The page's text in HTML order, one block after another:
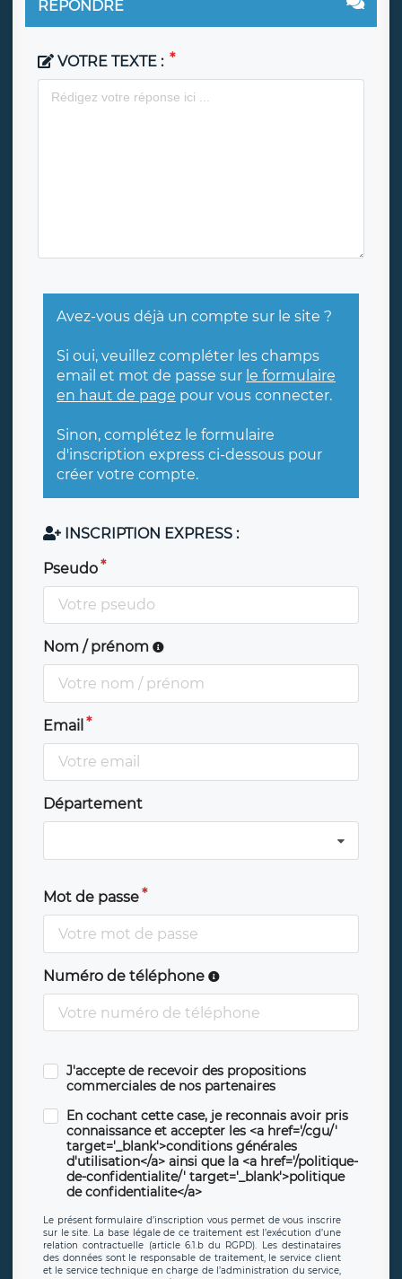
RÉPONDRE
VOTRE TEXTE :
Avez-vous déjà un compte sur le site ?
Si oui, veuillez compléter les champs
email et mot de passe sur le formulaire
en haut de page pour vous connecter.
Sinon, complétez le formulaire
d'inscription express ci-dessous pour
créer votre compte.
INSCRIPTION EXPRESS :
Pseudo
Nom / prénom
Email
Département
Mot de passe
Numéro de téléphone
J'accepte de recevoir des propositions
commerciales de nos partenaires
En cochant cette case, je reconnais avoir pris
connaissance et accepter les <a href='/cgu/'
target='_blank'>conditions générales
d'utilisation</a> ainsi que la <a href='/politique-
de-confidentialite/' target='_blank'>politique
de confidentialite</a>
Le présent formulaire d’inscription vous permet de vous inscrire
sur le site. La base légale de ce traitement est l’exécution d’une
relation contractuelle (article 6.1.b du RGPD). Les destinataires
des données sont le responsable de traitement, le service client
et le service technique en charge de l’administration du service,